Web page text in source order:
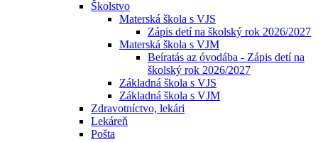
Školstvo
Materská škola s VJS
Zápis detí na školský rok 2026/2027
Materská škola s VJM
Beíratás az óvodába - Zápis detí na
školský rok 2026/2027
Základná škola s VJS
Základná škola s VJM
Zdravotníctvo, lekári
Lekáreň
Pošta